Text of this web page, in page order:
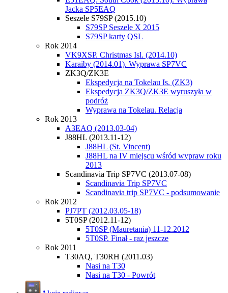
Jacka SP5EAQ
Seszele S79SP (2015.10)
S79SP Seszele X 2015
S79SP karty QSL
Rok 2014
VK9XSP. Christmas Isl. (2014.10)
Karaiby (2014.01). Wyprawa SP7VC
ZK3Q/ZK3E
Ekspedycja na Tokelau Is. (ZK3)
Ekspedycja ZK3Q/ZK3E wyruszyła w
podróż
Wyprawa na Tokelau. Relacja
Rok 2013
A3EAQ (2013.03-04)
J88HL (2013.11-12)
J88HL (St. Vincent)
J88HL na IV miejscu wśród wypraw roku
2013
Scandinavia Trip SP7VC (2013.07-08)
Scandinavia Trip SP7VC
Scandinavia trip SP7VC - podsumowanie
Rok 2012
PJ7PT (2012.03.05-18)
5T0SP (2012.11-12)
5T0SP (Mauretania) 11-12.2012
5T0SP. Finał - raz jeszcze
Rok 2011
T30AQ, T30RH (2011.03)
Nasi na T30
Nasi na T30 - Powrót